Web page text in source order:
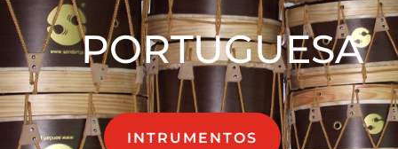
PORTUGUESA
INTRUMENTOS